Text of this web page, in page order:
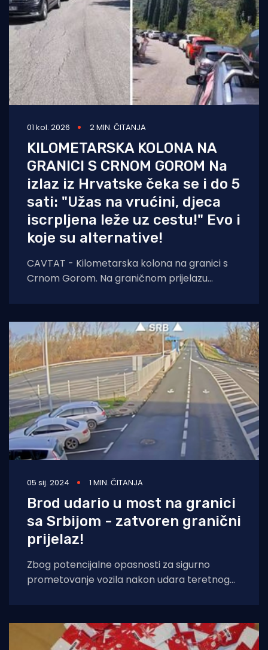
01 kol. 2026 2 MIN. ČITANJA
KILOMETARSKA KOLONA NA
GRANICI S CRNOM GOROM Na
izlaz iz Hrvatske čeka se i do 5
sati: "Užas na vrućini, djeca
iscrpljena leže uz cestu!" Evo i
koje su alternative!
CAVTAT - Kilometarska kolona na granici s
Crnom Gorom. Na graničnom prijelazu
05 sij. 2024 1 MIN. ČITANJA
Brod udario u most na granici
sa Srbijom - zatvoren granični
prijelaz!
Zbog potencijalne opasnosti za sigurno
prometovanje vozila nakon udara teretnog